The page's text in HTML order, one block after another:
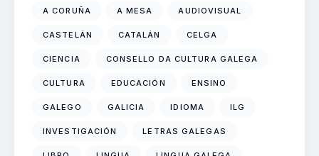
A CORUÑA A MESA AUDIOVISUAL
CASTELÁN CATALÁN CELGA
CIENCIA CONSELLO DA CULTURA GALEGA
CULTURA EDUCACIÓN ENSINO
GALEGO GALICIA IDIOMA ILG
INVESTIGACIÓN LETRAS GALEGAS